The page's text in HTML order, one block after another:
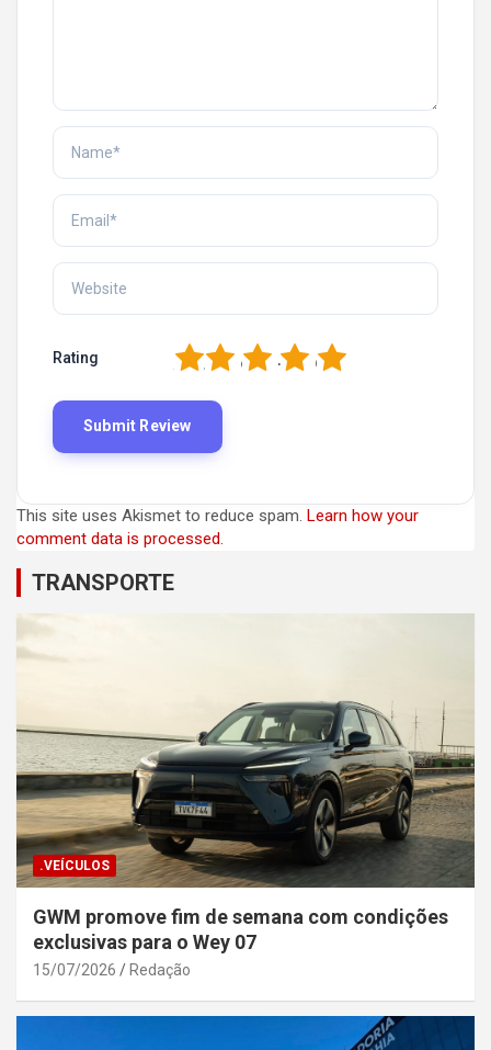
Rating 5
4
3
2
This site uses Akismet to reduce spam. Learn how your
comment data is processed.
TRANSPORTE
.VEÍCULOS
GWM promove fim de semana com condições
exclusivas para o Wey 07
15/07/2026 Redação